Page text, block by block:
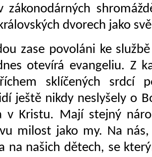
zákonodárných
dvorech jako
zase povoláni ke
otevírá evangeliu. Z
sklíčených srdcí
ještě nikdy neslyšely o
v Kristu. Mají stejný
milost jako my. Na
na našich dětech, se